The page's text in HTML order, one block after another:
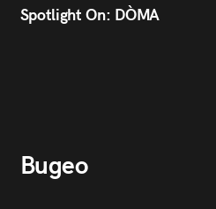
Spotlight On: DÒMA
Видео